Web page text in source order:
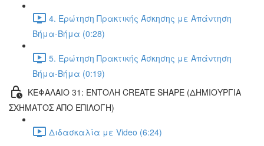
4. Ερώτηση Πρακτικής Άσκησης με Απάντηση
Βήμα-Βήμα (0:28)
5. Ερώτηση Πρακτικής Άσκησης με Απάντηση
Βήμα-Βήμα (0:19)
ΚΕΦΑΛΑΙΟ 31: ΕΝΤΟΛΗ CREATE SHAPE (ΔΗΜΙΟΥΡΓΙΑ
ΣΧΗΜΑΤΟΣ ΑΠΟ ΕΠΙΛΟΓΗ)
Διδασκαλία με Video (6:24)